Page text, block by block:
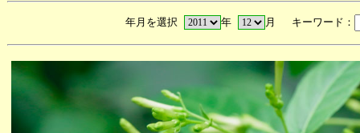
年月を選択 年 月 キーワード：